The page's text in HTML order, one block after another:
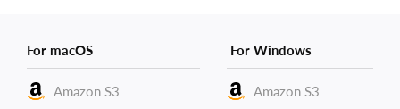
For macOS
Amazon S3
For Windows
Amazon S3